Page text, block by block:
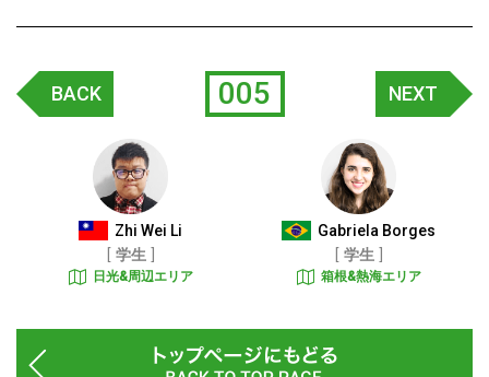
BACK
Zhi Wei Li
学生
日光&周辺エリア
005 NEXT
Gabriela Borges
学生
箱根&熱海エリア